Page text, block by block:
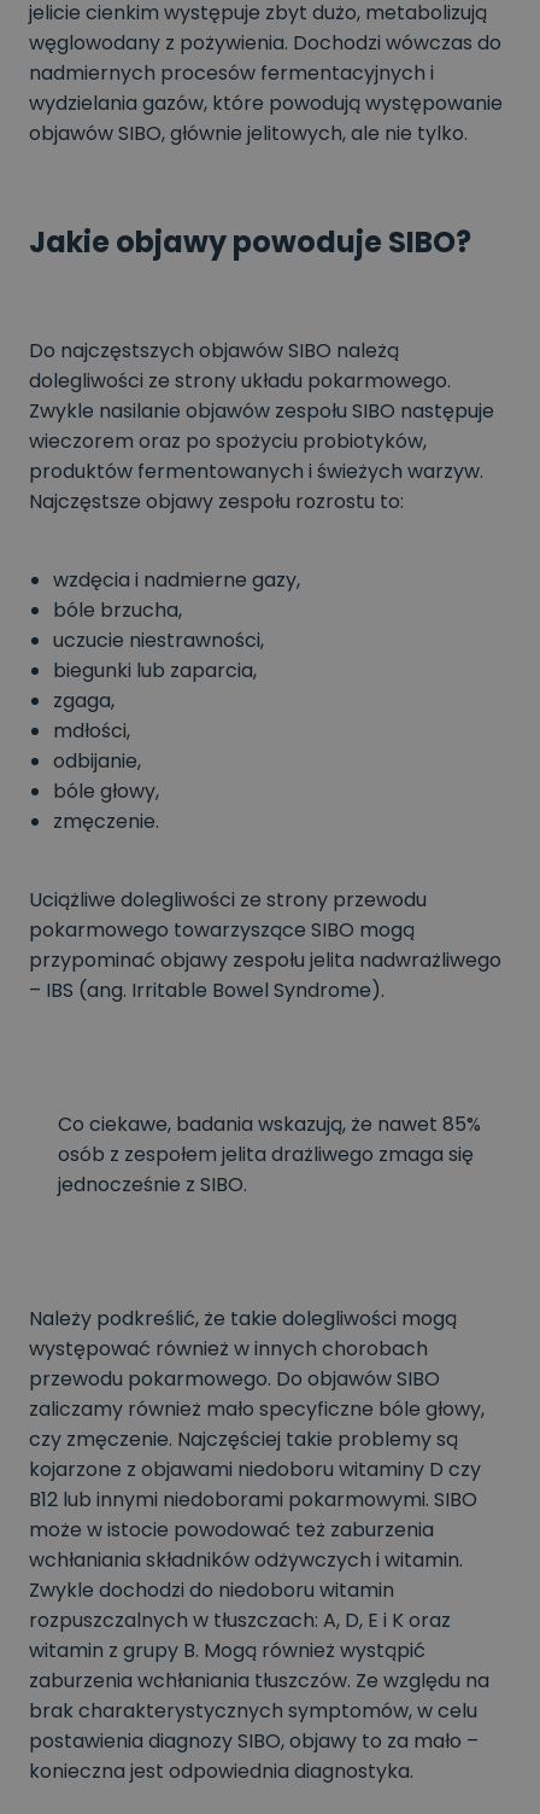
jelicie cienkim występuje zbyt dużo, metabolizują
węglowodany z pożywienia. Dochodzi wówczas do
nadmiernych procesów fermentacyjnych i
wydzielania gazów, które powodują występowanie
objawów SIBO, głównie jelitowych, ale nie tylko.
Jakie objawy powoduje SIBO?
Do najczęstszych objawów SIBO należą
dolegliwości ze strony układu pokarmowego.
Zwykle nasilanie objawów zespołu SIBO następuje
wieczorem oraz po spożyciu probiotyków,
produktów fermentowanych i świeżych warzyw.
Najczęstsze objawy zespołu rozrostu to:
wzdęcia i nadmierne gazy,
bóle brzucha,
uczucie niestrawności,
biegunki lub zaparcia,
zgaga,
mdłości,
odbijanie,
bóle głowy,
zmęczenie.
Uciążliwe dolegliwości ze strony przewodu
pokarmowego towarzyszące SIBO mogą
przypominać objawy zespołu jelita nadwrażliwego
– IBS (ang. Irritable Bowel Syndrome).
Co ciekawe, badania wskazują, że nawet 85%
osób z zespołem jelita drażliwego zmaga się
jednocześnie z SIBO.
Należy podkreślić, że takie dolegliwości mogą
występować również w innych chorobach
przewodu pokarmowego. Do objawów SIBO
zaliczamy również mało specyficzne bóle głowy,
czy zmęczenie. Najczęściej takie problemy są
kojarzone z objawami niedoboru witaminy D czy
B12 lub innymi niedoborami pokarmowymi. SIBO
może w istocie powodować też zaburzenia
wchłaniania składników odżywczych i witamin.
Zwykle dochodzi do niedoboru witamin
rozpuszczalnych w tłuszczach: A, D, E i K oraz
witamin z grupy B. Mogą również wystąpić
zaburzenia wchłaniania tłuszczów. Ze względu na
brak charakterystycznych symptomów, w celu
postawienia diagnozy SIBO, objawy to za mało –
konieczna jest odpowiednia diagnostyka.